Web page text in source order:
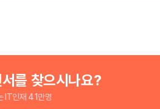
를 찾으시나요?
IT인재 41만명